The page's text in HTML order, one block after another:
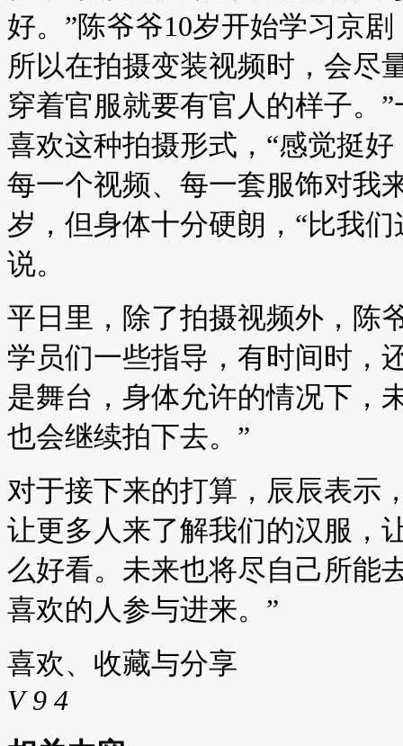
好。”陈爷爷10岁开始学习京
所以在拍摄变装视频时，会尽
穿着官服就要有官人的样子。
喜欢这种拍摄形式，“感觉挺
每一个视频、每一套服饰对我
岁，但身体十分硬朗，“比我
说。
平日里，除了拍摄视频外，陈
学员们一些指导，有时间时，
是舞台，身体允许的情况下，
也会继续拍下去。”
对于接下来的打算，辰辰表示
让更多人来了解我们的汉服，
么好看。未来也将尽自己所能
喜欢的人参与进来。”
喜欢、收藏与分享
V 9 4